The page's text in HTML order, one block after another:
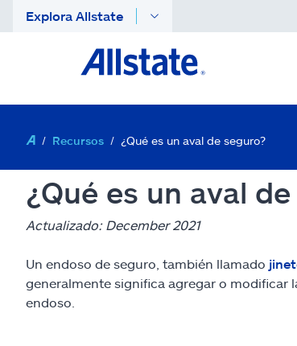
Explora Allstate
Recursos ¿Qué es un aval de seguro?
¿Qué es un aval
Actualizado: December 2021
Un endoso de seguro, también llamado
generalmente significa agregar o modificar
endoso.